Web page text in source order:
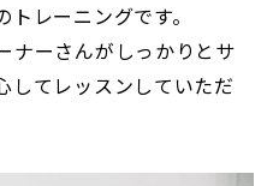
レーニングです。
ナーさんがしっかりとサ
してレッスンしていただ